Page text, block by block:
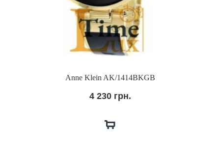
Anne Klein AK/1414BKGB
4 230 грн.